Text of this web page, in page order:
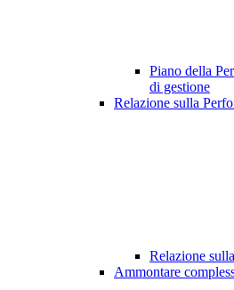
Piano della
di gestione
Relazione sulla
Relazione
Ammontare